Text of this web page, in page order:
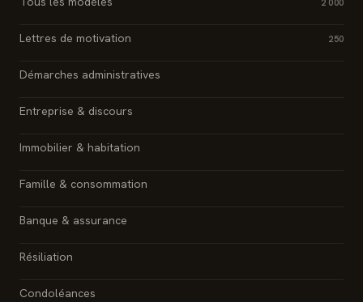
2 000
Lettres de motivation 250
Démarches administratives
Entreprise & discours
Immobilier & habitation
Famille & consommation
Banque & assurance
Résiliation
Condoléances